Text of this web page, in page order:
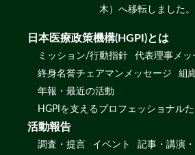
木）へ移転しました。
日本医療政策機構(HGPI)とは
ミッション/行動指針
代表理事メッ
終身名誉チェアマンメッセージ
組
年報・最近の活動
HGPIを支えるプロフェッショナル
活動報告
調査・提言 イベント 記事・講演